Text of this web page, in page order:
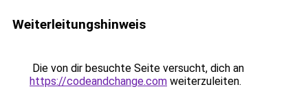
Weiterleitungshinweis
Die von dir besuchte Seite versucht, dich an
https://codeandchange.com weiterzuleiten.